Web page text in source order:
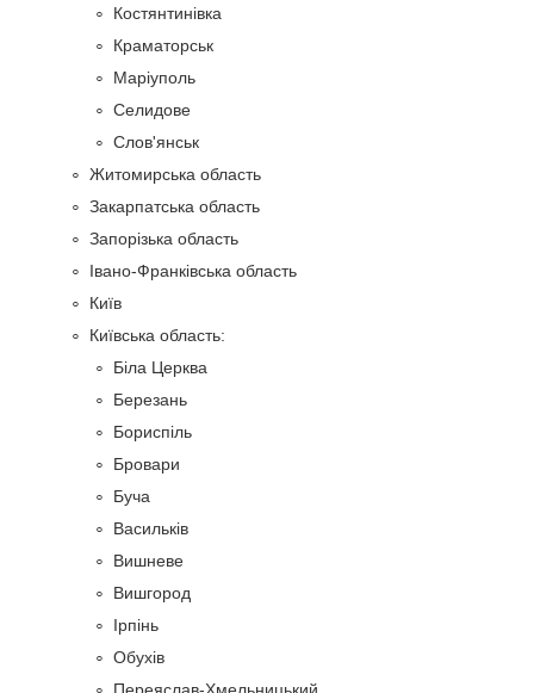
Костянтинівка
Краматорськ
Маріуполь
Селидове
Слов'янськ
Житомирська область
Закарпатська область
Запорізька область
Івано-Франківська область
Київ
Київська область:
Біла Церква
Березань
Бориспіль
Бровари
Буча
Васильків
Вишневе
Вишгород
Ірпінь
Обухів